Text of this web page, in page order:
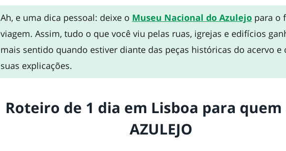
Ah, e uma dica pessoal: deixe o Museu Nacional do Azulejopara o
viagem. Assim, tudo o que você viu pelas ruas, igrejas e edifícios
mais sentido quando estiver diante das peças históricas do acervo e
suas explicações.
Roteiro de 1 dia em Lisboa para quem
AZULEJO